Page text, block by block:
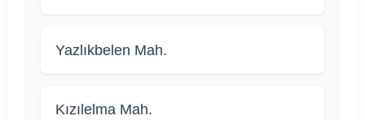
Yazlıkbelen Mah.
Kızılelma Mah.